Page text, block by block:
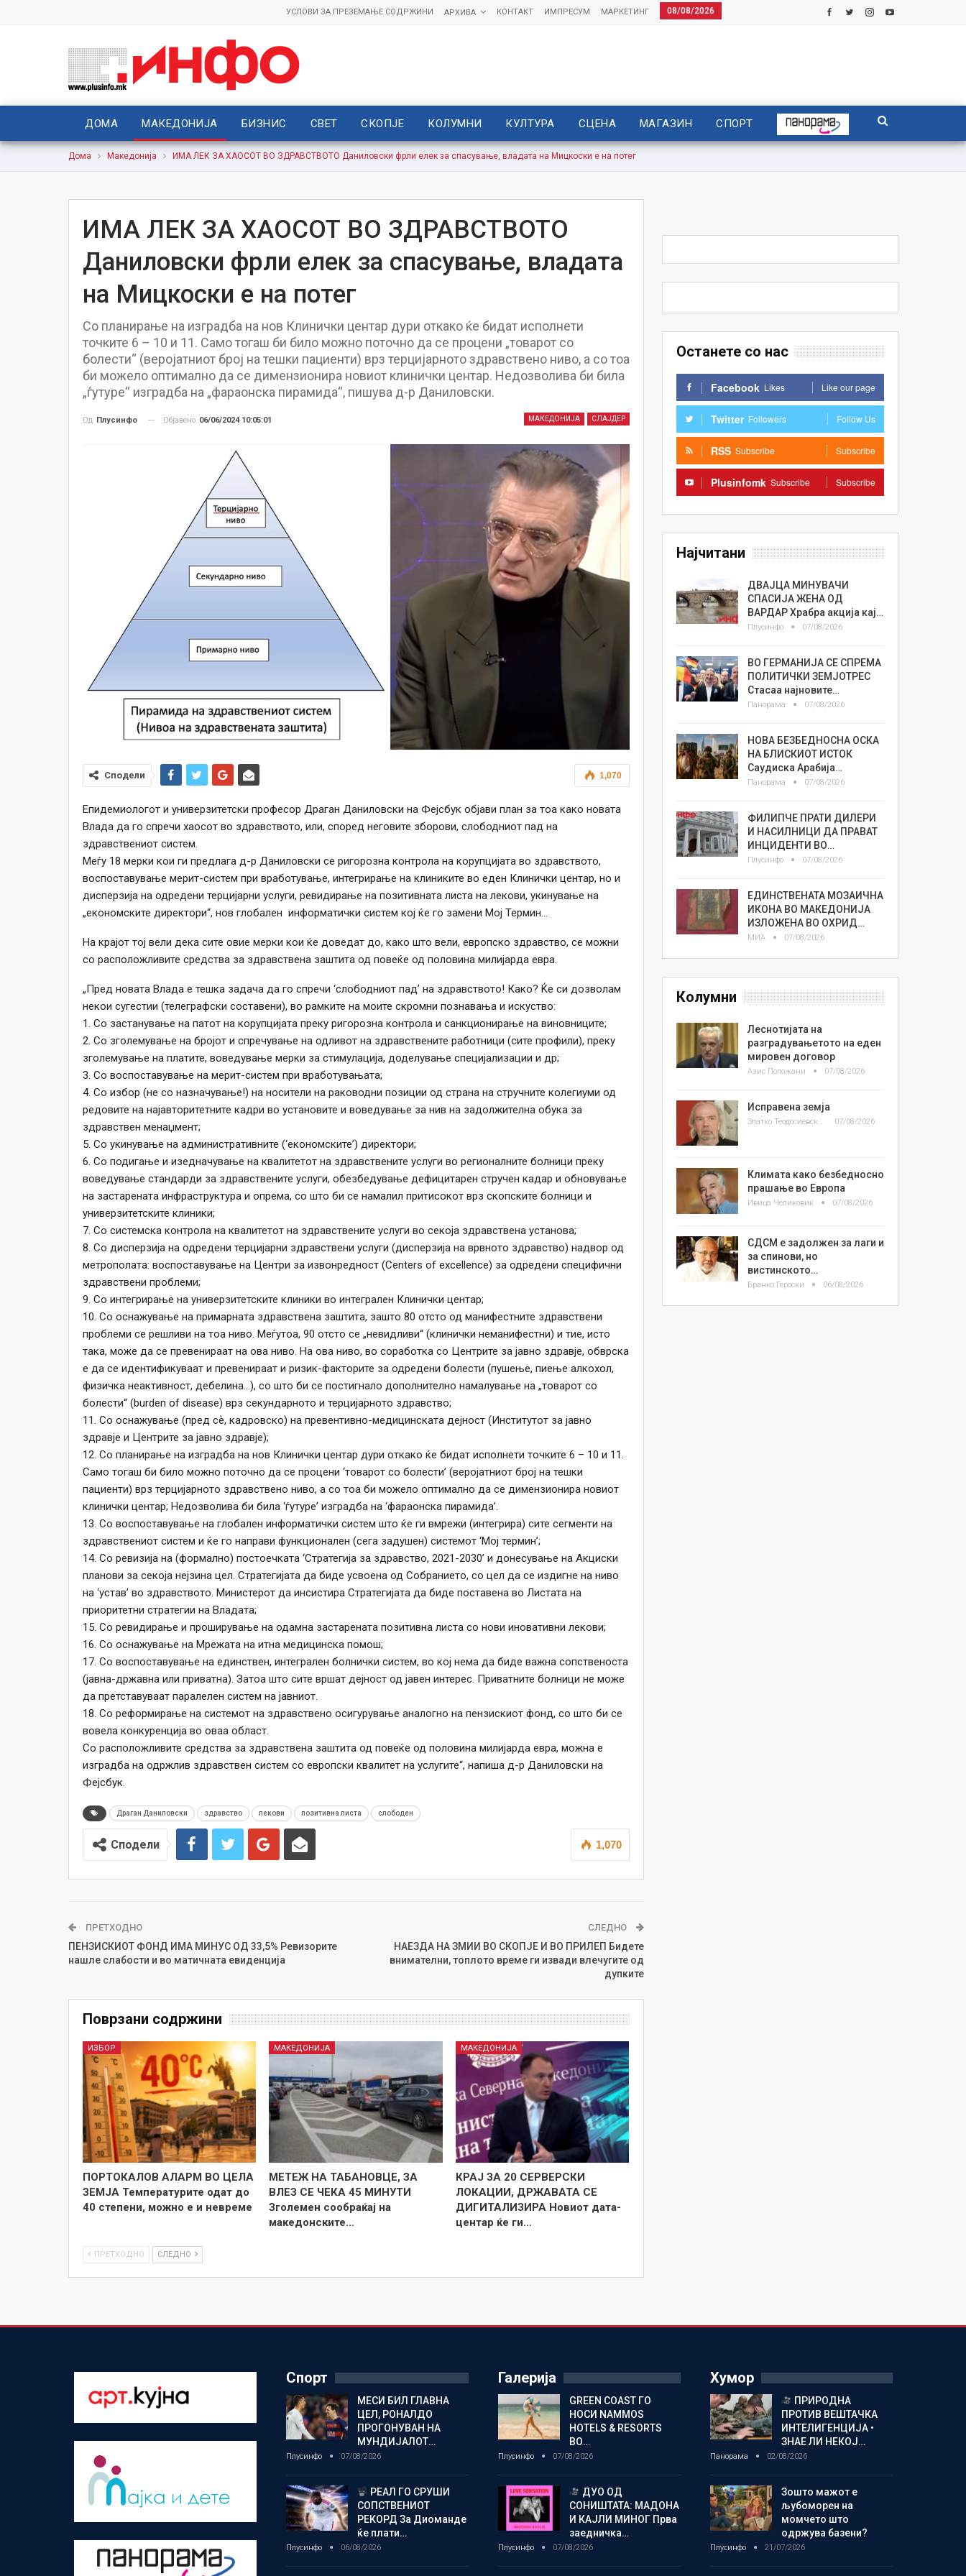
08/08/2026
МАРКЕТИНГ
ИМПРЕСУМ
КОНТАКТ
АРХИВА
УСЛОВИ ЗА ПРЕЗЕМАЊЕ СОДРЖИНИ
ДОМА МАКЕДОНИЈА БИЗНИС СВЕТ СКОПЈЕ КОЛУМНИ КУЛТУРА СЦЕНА МАГАЗИН СПОРТ
Дома Македонија ИМА ЛЕК ЗА ХАОСОТ ВО ЗДРАВСТВОТО Даниловски фрли елек за спасување, владата на Мицкоски е на потег
ИМА ЛЕК ЗА ХАОСОТ ВО ЗДРАВСТВОТО
Даниловски фрли елек за спасување, владата
на Мицкоски е на потег
Со планирање на изградба на нов Клинички центар дури откако ќе бидат исполнети
точките 6 – 10 и 11. Само тогаш би било можно поточно да се процени „товарот со
болести“ (веројатниот број на тешки пациенти) врз терцијарното здравствено ниво, а со тоа
би можело оптимално да се димензионира новиот клинички центар. Недозволива би била
„ѓутуре“ изградба на „фараонска пирамида“, пишува д-р Даниловски.
МАКЕДОНИЈА СЛАЈДЕР
Од Плусинфо Објавено 06/06/2024 10:05:01
1,070
Сподели
Епидемиологот и универзитетски професор Драган Даниловски на Фејсбук објави план за тоа како новата
Влада да го спречи хаосот во здравството, или, според неговите зборови, слободниот пад на
здравствениот систем.
Меѓу 18 мерки кои ги предлага д-р Даниловски се ригорозна контрола на корупцијата во здравството,
воспоставување мерит-систем при вработување, интегрирање на клиниките во еден Клинички центар, но и
дисперзија на одредени терцијарни услуги, ревидирање на позитивната листа на лекови, укинување на
„економските директори“, нов глобален информатички систем кој ќе го замени Мој Термин…
На крајот тој вели дека сите овие мерки кои ќе доведат до, како што вели, европско здравство, се можни
со расположливите средства за здравствена заштита од повеќе од половина милијарда евра.
„Пред новата Влада е тешка задача да го спречи ‘слободниот пад’ на здравството! Како? Ќе си дозволам
некои сугестии (телеграфски составени), во рамките на моите скромни познавања и искуство:
1. Со застанување на патот на корупцијата преку ригорозна контрола и санкционирање на виновниците;
2. Со зголемување на бројот и спречување на одливот на здравствените работници (сите профили), преку
зголемување на платите, воведување мерки за стимулација, доделување специјализации и др;
3. Со воспоставување на мерит-систем при вработувањата;
4. Со избор (не со назначување!) на носители на раководни позиции од страна на стручните колегиуми од
редовите на најавторитетните кадри во установите и воведување за нив на задолжителна обука за
здравствен менаџмент;
5. Со укинување на административните (‘економските’) директори;
6. Со подигање и изедначување на квалитетот на здравствените услуги во регионалните болници преку
воведување стандарди за здравствените услуги, обезбедување дефицитарен стручен кадар и обновување
на застарената инфраструктура и опрема, со што би се намалил притисокот врз скопските болници и
универзитетските клиники;
7. Со системска контрола на квалитетот на здравствените услуги во секоја здравствена установа;
8. Со дисперзија на одредени терцијарни здравствени услуги (дисперзија на врвното здравство) надвор од
метрополата: воспоставување на Центри за извонредност (Centers of excellence) за одредени специфични
здравствени проблеми;
9. Со интегрирање на универзитетските клиники во интегрален Клинички центар;
10. Со оснажување на примарната здравствена заштита, зашто 80 отсто од манифестните здравствени
проблеми се решливи на тоа ниво. Меѓутоа, 90 отсто се „невидливи“ (клинички неманифестни) и тие, исто
така, може да се превенираат на ова ниво. На ова ниво, во соработка со Центрите за јавно здравје, обврска
е да се идентификуваат и превенираат и ризик-факторите за одредени болести (пушење, пиење алкохол,
физичка неактивност, дебелина…), со што би се постигнало дополнително намалување на „товарот со
болести“ (burden of disease) врз секундарното и терцијарното здравство;
11. Со оснажување (пред сѐ, кадровско) на превентивно-медицинската дејност (Институтот за јавно
здравје и Центрите за јавно здравје);
12. Со планирање на изградба на нов Клинички центар дури откако ќе бидат исполнети точките 6 – 10 и 11.
Само тогаш би било можно поточно да се процени ‘товарот со болести’ (веројатниот број на тешки
пациенти) врз терцијарното здравствено ниво, а со тоа би можело оптимално да се димензионира новиот
клинички центар; Недозволива би била ‘ѓутуре’ изградба на ‘фараонска пирамида’.
13. Со воспоставување на глобален информатички систем што ќе ги вмрежи (интегрира) сите сегменти на
здравствениот систем и ќе го направи функционален (сега задушен) системот ‘Мој термин’;
14. Со ревизија на (формално) постоечката ‘Стратегија за здравство, 2021-2030’ и донесување на Акциски
планови за секоја нејзина цел. Стратегијата да биде усвоена од Собранието, со цел да се издигне на ниво
на ‘устав’ во здравството. Министерот да инсистира Стратегијата да биде поставена во Листата на
приоритетни стратегии на Владата;
15. Со ревидирање и проширување на одамна застарената позитивна листа со нови иновативни лекови;
16. Со оснажување на Мрежата на итна медицинска помош;
17. Со воспоставување на единствен, интегрален болнички систем, во кој нема да биде важна сопственоста
(јавна-државна или приватна). Затоа што сите вршат дејност од јавен интерес. Приватните болници не може
да претставуваат паралелен систем на јавниот.
18. Со реформирање на системот на здравствено осигурување аналогно на пензискиот фонд, со што би се
вовела конкуренција во оваа област.
Со расположливите средства за здравствена заштита од повеќе од половина милијарда евра, можна е
изградба на одржлив здравствен систем со европски квалитет на услугите“, напиша д-р Даниловски на
Фејсбук.
Драган Даниловски здравство лекови позитивна листа слободен
1,070
Сподели
ПРЕТХОДНО
ПЕНЗИСКИОТ ФОНД ИМА МИНУС ОД 33,5% Ревизорите
нашле слабости и во матичната евиденција
СЛЕДНО
НАЕЗДА НА ЗМИИ ВО СКОПЈЕ И ВО ПРИЛЕП Бидете
внимателни, топлото време ги извади влечугите од
дупките
Поврзани содржини
ИЗБОР
ПОРТОКАЛОВ АЛАРМ ВО ЦЕЛА
ЗЕМЈА Температурите одат до
40 степени, можно е и невреме
МАКЕДОНИЈА
МЕТЕЖ НА ТАБАНОВЦЕ, ЗА
ВЛЕЗ СЕ ЧЕКА 45 МИНУТИ
Зголемен сообраќај на
македонските…
МАКЕДОНИЈА
КРАЈ ЗА 20 СЕРВЕРСКИ
ЛОКАЦИИ, ДРЖАВАТА СЕ
ДИГИТАЛИЗИРА Новиот дата-
центар ќе ги…
ПРЕТХОДНО СЛЕДНО
Останете со нас
Facebook Likes Like our page
Twitter Followers Follow Us
RSS Subscribe Subscribe
Plusinfomk Subscribe Subscribe
Најчитани
ДВАЈЦА МИНУВАЧИ
СПАСИЈА ЖЕНА ОД
ВАРДАР Храбра акција кај…
Плусинфо 07/08/2026
ВО ГЕРМАНИЈА СЕ СПРЕМА
ПОЛИТИЧКИ ЗЕМЈОТРЕС
Стасаа најновите…
Панорама 07/08/2026
НОВА БЕЗБЕДНОСНА ОСКА
НА БЛИСКИОТ ИСТОК
Саудиска Арабија…
Панорама 07/08/2026
ФИЛИПЧЕ ПРАТИ ДИЛЕРИ
И НАСИЛНИЦИ ДА ПРАВАТ
ИНЦИДЕНТИ ВО…
Плусинфо 07/08/2026
ЕДИНСТВЕНАТА МОЗАИЧНА
ИКОНА ВО МАКЕДОНИЈА
ИЗЛОЖЕНА ВО ОХРИД…
МИА 07/08/2026
Колумни
Леснотијата на
разградувањетото на еден
мировен договор
Азис Положани 07/08/2026
Исправена земја
Златко Теодосиевски 07/08/2026
Климата како безбедносно
прашање во Европа
Ивица Челиковиќ 07/08/2026
СДСМ е задолжен за лаги и
за спинови, но
вистинското…
Бранко Героски 06/08/2026
Спорт
МЕСИ БИЛ ГЛАВНА
ЦЕЛ, РОНАЛДО
ПРОГОНУВАН НА
МУНДИЈАЛОТ…
Плусинфо 07/08/2026
РЕАЛ ГО СРУШИ
СОПСТВЕНИОТ
РЕКОРД За Диоманде
ќе плати…
Плусинфо 06/08/2026
Галерија
GREEN COAST ГО
НОСИ NAMMOS
HOTELS & RESORTS
ВО…
Плусинфо 07/08/2026
ДУО ОД
СОНИШТАТА: МАДОНА
И КАЈЛИ МИНОГ Прва
заедничка…
Плусинфо 07/08/2026
Хумор
ПРИРОДНА
ПРОТИВ ВЕШТАЧКА
ИНТЕЛИГЕНЦИЈА •
ЗНАЕ ЛИ НЕКОЈ…
Панорама 02/08/2026
Зошто мажот е
љубоморен на
момчето што
одржува базени?
Плусинфо 21/07/2026